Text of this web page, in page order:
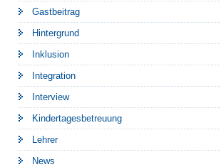
Gastbeitrag
Hintergrund
Inklusion
Integration
Interview
Kindertagesbetreuung
Lehrer
News